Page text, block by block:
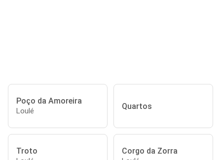
Poço da Amoreira
Loulé Quartos
Troto Corgo da Zorra